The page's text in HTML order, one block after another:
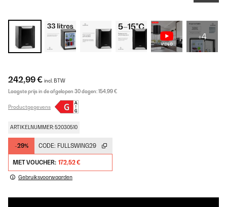
+4
242,99 € incl. BTW
Laagste prijs in de afgelopen 30 dagen:154,99 €
Productgegevens
ARTIKELNUMMER: 52030510
-29% CODE: FULLSWING29
MET VOUCHER: 172,52 €
Gebruiksvoorwaarden